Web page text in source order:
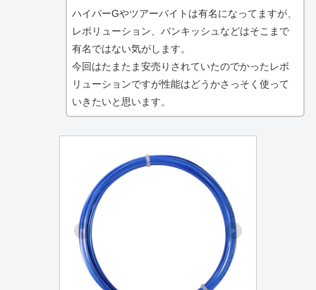
ハイパーGやツアーバイトは有名になってますが、
レボリューション、バンキッシュなどはそこまで
有名ではない気がします。
今回はたまたま安売りされていたのでかったレボ
リューションですが性能はどうかさっそく使って
いきたいと思います。